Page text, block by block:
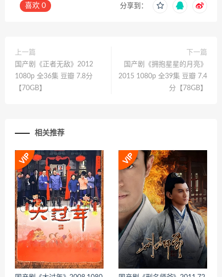
喜欢 0 分享到：
上一篇
国产剧《正者无敌》2012
1080p 全36集 豆瓣 7.8分
【70GB】
下一篇
国产剧《拥抱星星的月亮》
2015 1080p 全39集 豆瓣 7.4
分【78GB】
相关推荐